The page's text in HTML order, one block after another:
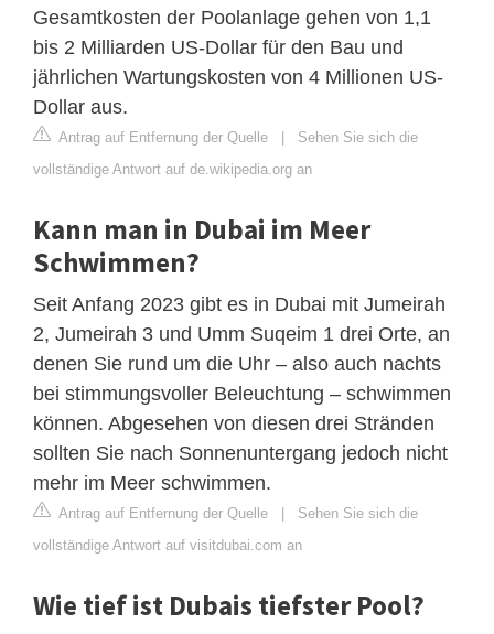
Gesamtkosten der Poolanlage gehen von 1,1
bis 2 Milliarden US-Dollar für den Bau und
jährlichen Wartungskosten von 4 Millionen US-
Dollar aus.
Antrag auf Entfernung der Quelle | Sehen Sie sich die
vollständige Antwort auf de.wikipedia.org an
Kann man in Dubai im Meer
Schwimmen?
Seit Anfang 2023 gibt es in Dubai mit Jumeirah
2, Jumeirah 3 und Umm Suqeim 1 drei Orte, an
denen Sie rund um die Uhr – also auch nachts
bei stimmungsvoller Beleuchtung – schwimmen
können. Abgesehen von diesen drei Stränden
sollten Sie nach Sonnenuntergang jedoch nicht
mehr im Meer schwimmen.
Antrag auf Entfernung der Quelle | Sehen Sie sich die
vollständige Antwort auf visitdubai.com an
Wie tief ist Dubais tiefster Pool?